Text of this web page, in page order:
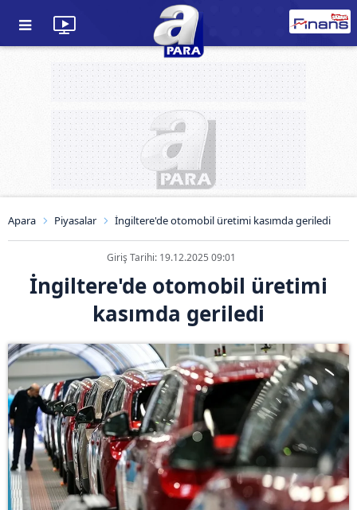
Apara Piyasalar İngiltere'de otomobil üretimi kasımda geriledi
Giriş Tarihi: 19.12.2025 09:01
İngiltere'de otomobil üretimi
kasımda geriledi